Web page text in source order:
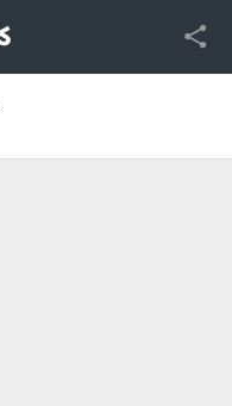
SNS